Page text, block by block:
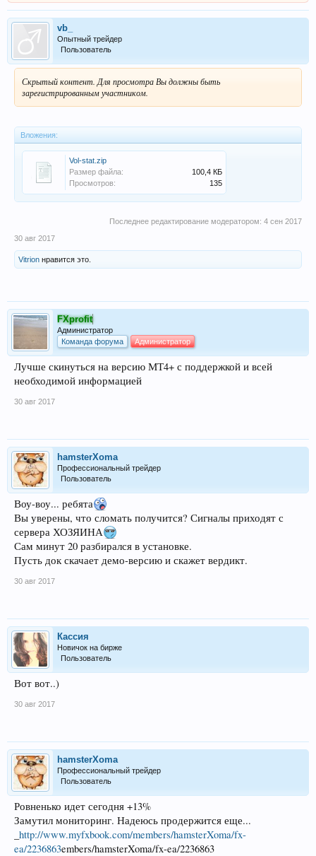
vb_
Опытный трейдер
Пользователь
Скрытый контент. Для просмотра Вы должны быть
зарегистрированным участником.
Вложения:
Vol-stat.zip
Размер файла:
100,4 КБ
Просмотров:
135
Последнее редактирование модератором: 4 сен 2017
30 авг 2017
Vitrion нравится это.
FXprofit
Администратор
Команда форума
Администратор
Лучше скинуться на версию МТ4+ с поддержкой и всей
необходимой информацией
30 авг 2017
hamsterXoma
Профессиональный трейдер
Пользователь
Воу-воу... ребята
Вы уверены, что сломать получится? Сигналы приходят с
сервера ХОЗЯИНА
Сам минут 20 разбирался в установке.
Пусть док скачает демо-версию и скажет вердикт.
30 авг 2017
Кассия
Новичок на бирже
Пользователь
Вот вот..)
30 авг 2017
hamsterXoma
Профессиональный трейдер
Пользователь
Ровненько идет сегодня +13%
Замутил мониторинг. Надеюсь продержится еще...
http://www.myfxbook.com/members/hamsterXoma/fx-
ea/2236863embers/hamsterXoma/fx-ea/2236863